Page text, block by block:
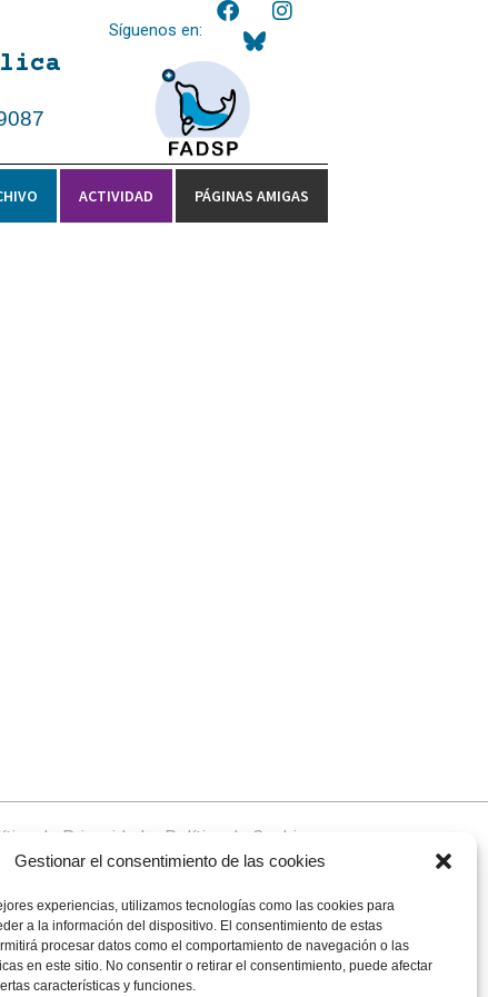
Gestionar el consentimiento de las cookies
experiencias, utilizamos tecnologías como las cookies para
a la información del dispositivo. El consentimiento de estas
procesar datos como el comportamiento de navegación o las
en este sitio. No consentir o retirar el consentimiento, puede afectar
características y funciones.
Síguenos en:
ACTIVIDAD PÁGINAS AMIGAS
de Privacidad Política de Cookies